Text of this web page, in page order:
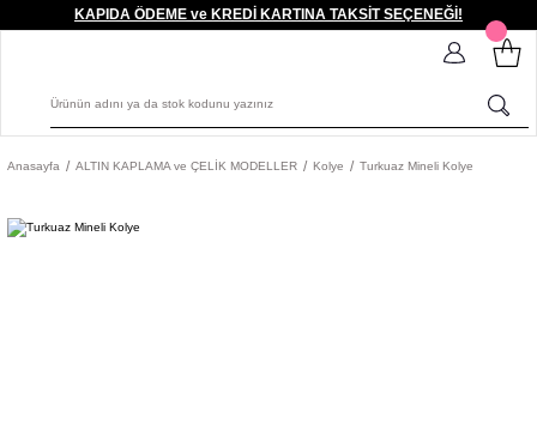
KAPIDA ÖDEME ve KREDİ KARTINA TAKSİT SEÇENEĞİ!
Anasayfa ALTIN KAPLAMA ve ÇELİK MODELLER Kolye Turkuaz Mineli Kolye